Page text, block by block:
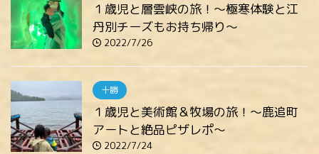
１歳児と層雲峡の旅！～極寒体験と江
丹別チーズもお持ち帰り～
2022/7/26
十勝
１歳児と美術館＆牧場の旅！～鹿追町
アートと絶品ピザレポ～
2022/7/24